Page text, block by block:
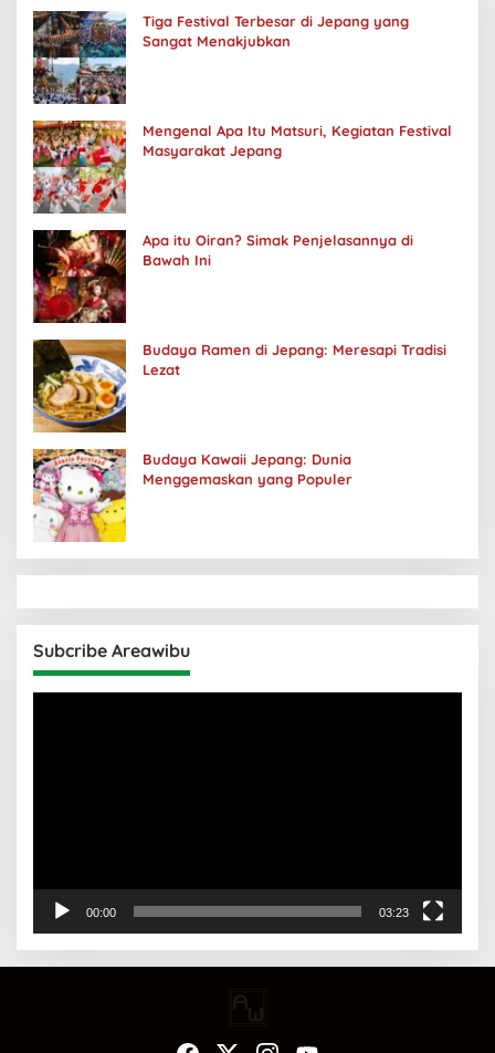
Tiga Festival Terbesar di Jepang yang
Sangat Menakjubkan
Mengenal Apa Itu Matsuri, Kegiatan Festival
Masyarakat Jepang
Apa itu Oiran? Simak Penjelasannya di
Bawah Ini
Budaya Ramen di Jepang: Meresapi Tradisi
Lezat
Budaya Kawaii Jepang: Dunia
Menggemaskan yang Populer
Subcribe Areawibu
00:00 03:23